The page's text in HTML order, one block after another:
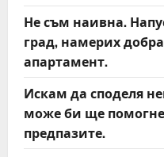
Не съм наивна.
град, намерих
апартамент.
Искам да споделя
може би ще помогне
предпазите.